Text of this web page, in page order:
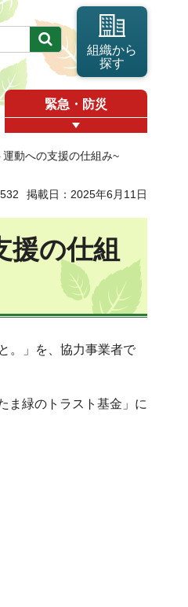
組織から
探す
緊急・防災
動への支援の仕組み~
掲載日：2025年6月11日
援の仕組
。」を、協力事業者で
ま緑のトラスト基金」に